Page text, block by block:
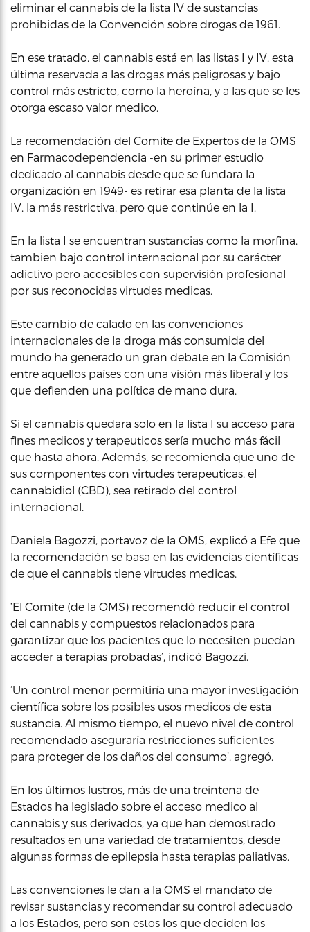
eliminar el cannabis de la lista IV de sustancias
prohibidas de la Convención sobre drogas de 1961.
En ese tratado, el cannabis está en las listas I y IV, esta
última reservada a las drogas más peligrosas y bajo
control más estricto, como la heroína, y a las que se les
otorga escaso valor medico.
La recomendación del Comite de Expertos de la OMS
en Farmacodependencia -en su primer estudio
dedicado al cannabis desde que se fundara la
organización en 1949- es retirar esa planta de la lista
IV, la más restrictiva, pero que continúe en la I.
En la lista I se encuentran sustancias como la morfina,
tambien bajo control internacional por su carácter
adictivo pero accesibles con supervisión profesional
por sus reconocidas virtudes medicas.
Este cambio de calado en las convenciones
internacionales de la droga más consumida del
mundo ha generado un gran debate en la Comisión
entre aquellos países con una visión más liberal y los
que defienden una política de mano dura.
Si el cannabis quedara solo en la lista I su acceso para
fines medicos y terapeuticos sería mucho más fácil
que hasta ahora. Además, se recomienda que uno de
sus componentes con virtudes terapeuticas, el
cannabidiol (CBD), sea retirado del control
internacional.
Daniela Bagozzi, portavoz de la OMS, explicó a Efe que
la recomendación se basa en las evidencias científicas
de que el cannabis tiene virtudes medicas.
‘El Comite (de la OMS) recomendó reducir el control
del cannabis y compuestos relacionados para
garantizar que los pacientes que lo necesiten puedan
acceder a terapias probadas’, indicó Bagozzi.
‘Un control menor permitiría una mayor investigación
científica sobre los posibles usos medicos de esta
sustancia. Al mismo tiempo, el nuevo nivel de control
recomendado aseguraría restricciones suficientes
para proteger de los daños del consumo’, agregó.
En los últimos lustros, más de una treintena de
Estados ha legislado sobre el acceso medico al
cannabis y sus derivados, ya que han demostrado
resultados en una variedad de tratamientos, desde
algunas formas de epilepsia hasta terapias paliativas.
Las convenciones le dan a la OMS el mandato de
revisar sustancias y recomendar su control adecuado
a los Estados, pero son estos los que deciden los